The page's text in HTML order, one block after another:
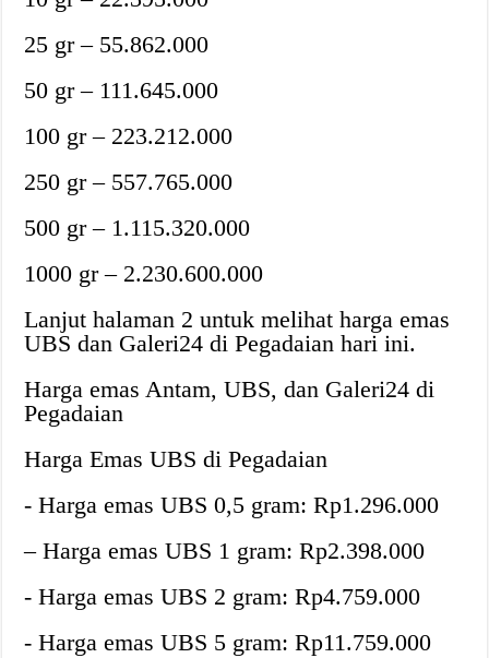
25 gr – 55.862.000
50 gr – 111.645.000
100 gr – 223.212.000
250 gr – 557.765.000
500 gr – 1.115.320.000
1000 gr – 2.230.600.000
Lanjut halaman 2 untuk melihat harga emas
UBS dan Galeri24 di Pegadaian hari ini.
Harga emas Antam, UBS, dan Galeri24 di
Pegadaian
Harga Emas UBS di Pegadaian‎
‎- Harga emas UBS 0,5 gram: Rp1.296.000
– Harga emas UBS 1 gram: Rp2.398.000
‎- Harga emas UBS 2 gram: Rp4.759.000
‎- Harga emas UBS 5 gram: Rp11.759.000